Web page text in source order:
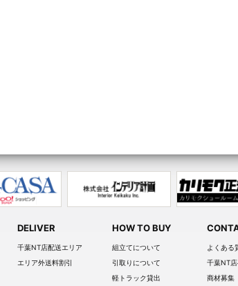
DELIVER
千葉NT店配送エリア
エリア外送料割引
HOW TO BUY
組立てについて
引取りについて
軽トラック貸出
よくある
千葉NT
商材募集